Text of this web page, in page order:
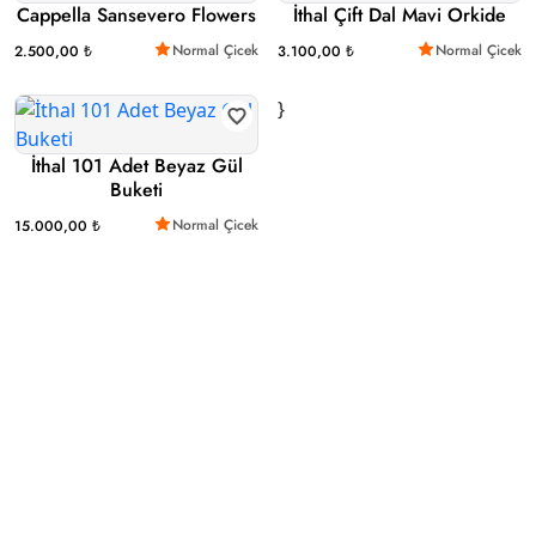
Cappella Sansevero Flowers
2.500,00 ₺ Normal Çicek
İthal Çift Dal Mavi Orkide
3.100,00 ₺ Normal Çicek
İthal 101 Adet Beyaz Gül
Buketi
15.000,00 ₺ Normal Çicek
}